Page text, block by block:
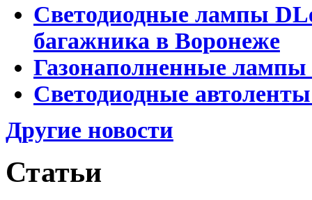
Светодиодные лампы
багажника в Воронеже
Газонаполненные
Светодиодные
Другие новости
Статьи